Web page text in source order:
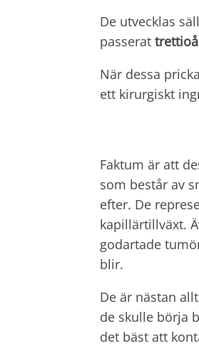
De utvecklas
passerat
När dessa
ett kirurgiskt
Faktum är att
som består av
efter. De
kapillärtillväxt.
godartade
blir.
De är nästan
de skulle börja
det bäst att